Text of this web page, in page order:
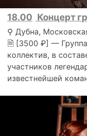
18.00 Концерт
⚲ Дубна,
🗎 [3500 ₽] —
коллектив, в
участников
известнейшей